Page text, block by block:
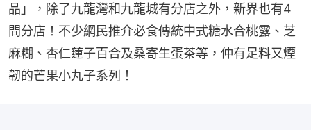
品」，除了九龍灣和九龍城有分店之外，新界也有4
間分店！不少網民推介必食傳統中式糖水合桃露、芝
麻糊、杏仁蓮子百合及桑寄生蛋茶等，仲有足料又煙
韌的芒果小丸子系列！